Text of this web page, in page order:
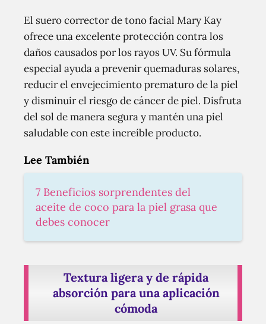
El suero corrector de tono facial Mary Kay
ofrece una excelente protección contra los
daños causados por los rayos UV. Su fórmula
especial ayuda a prevenir quemaduras solares,
reducir el envejecimiento prematuro de la piel
y disminuir el riesgo de cáncer de piel. Disfruta
del sol de manera segura y mantén una piel
saludable con este increíble producto.
Lee También
7 Beneficios sorprendentes del
aceite de coco para la piel grasa que
debes conocer
Textura ligera y de rápida
absorción para una aplicación
cómoda